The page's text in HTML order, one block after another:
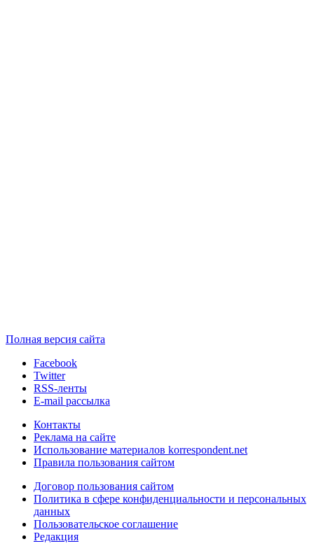
Полная версия сайта
Facebook
Twitter
RSS-ленты
E-mail рассылка
Контакты
Реклама на сайте
Использование материалов korrespondent.net
Правила пользования сайтом
Договор пользования сайтом
Политика в сфере конфиденциальности и персональных
данных
Пользовательское соглашение
Редакция